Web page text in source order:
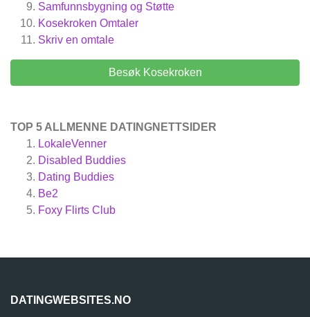
Samfunnsbygning og Støtte
Kosekroken Omtaler
Skriv en omtale
Besøk Kosekroken
TOP 5 ALLMENNE DATINGNETTSIDER
LokaleVenner
Disabled Buddies
Dating Buddies
Be2
Foxy Flirts Club
DATINGWEBSITES.NO